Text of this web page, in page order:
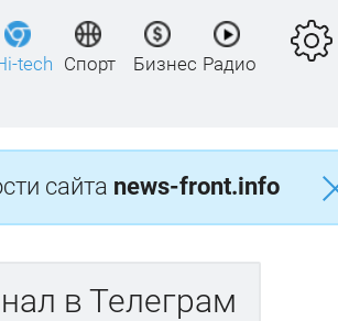
Спорт Бизнес Радио
сайта news-front.info
в Телеграм